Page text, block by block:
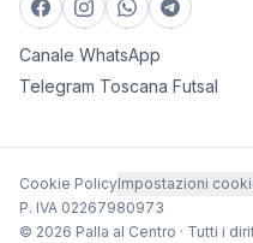
Canale WhatsApp
Telegram Toscana Futsal
Cookie PolicyImpostazioni
P. IVA 02267980973
© 2026 Palla al Centro · Tutti i